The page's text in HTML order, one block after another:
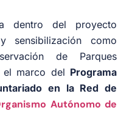
dentro del proyecto
sensibilización como
de Parques
el marco del Programa
en la Red de
Autónomo de